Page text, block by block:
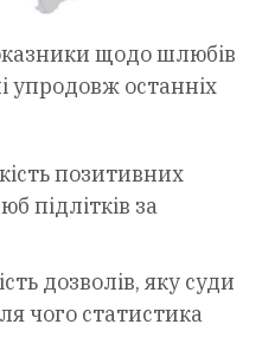
щодо шлюбів
упродовж останніх
позитивних
підлітків за
дозволів, яку суди
чого статистика